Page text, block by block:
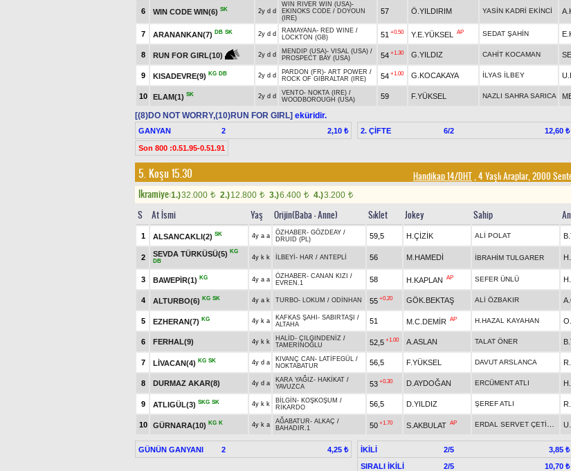
6 WIN CODE WIN(6) SK 2y d d
WIN RIVER WIN (USA)-
EKINOKS CODE / DOYOUN
(IRE)
57 Ö.YILDIRIM YASİN KADRİ EKİNCİ
7 ARANANKAN(7) DB SK 2y d d RAMAYANA- RED WINE /
LOCKTON (GB)
51 +0.50 Y.E.YÜKSEL AP SEDAT ŞAHİN
8 RUN FOR GIRL(10) 2y d d MENDIP (USA)- VISAL (USA) /
PROSPECT BAY (USA)
54 +1.30 G.YILDIZ CAHİT KOCAMAN
9 KISADEVRE(9) KG DB 2y d d PARDON (FR)- ART POWER /
ROCK OF GIBRALTAR (IRE)
54 +1.00 G.KOCAKAYA İLYAS İLBEY
10 ELAM(1) SK 2y d d VENTO- NOKTA (IRE) /
WOODBOROUGH (USA)
59 F.YÜKSEL NAZLI SAHRA SARICA
[(8)DO NOT WORRY,(10)RUN FOR GIRL] eküridir.
GANYAN 2 2,10 ₺ 2. ÇİFTE 6/2 12,60 ₺
Son 800 :0.51.95-0.51.91
5. Koşu 15.30 Handikap 14/DHT, 4 Yaşlı Araplar, 2000
Ikramiye:1.)32.000 t 2.)12.800 t 3.)6.400 t 4.)3.200 t
S At İsmi Yaş Orijin(Baba - Anne) Sıklet Jokey Sahip
1 ALSANCAKLI(2) SK 4y a a ÖZHABER- GÖZDEAY /
DRUID (PL)
59,5 H.ÇİZİK ALİ POLAT
2 SEVDA TÜRKÜSÜ(5) KG
DB
4y k k İLBEYİ - HAR / ANTEPLİ 56 M.HAMEDİ İBRAHİM TULGARER
3 BAWEPİR(1) KG 4y a a ÖZHABER- CANAN KIZI /
EVREN.1
58 H.KAPLAN AP SEFER ÜNLÜ
4 ALTURBO(6) KG SK 4y a k TURBO- LOKUM / ODİNHAN 55 +0.20 GÖK.BEKTAŞ ALİ ÖZBAKIR
5 EZHERAN(7) KG 4y k a KAFKAS ŞAHI - SABIRTAŞI /
ALTAHA
51 M.C.DEMİR AP H.HAZAL KAYAHAN
6 FERHAL(9) 4y k k HALİD- ÇILGINDENİZ /
TAMERİNOĞLU
52,5 +1.00 A.ASLAN TALAT ÖNER
7 LİVACAN(4) KG SK 4y d a KIVANÇ CAN - LATİFEGÜL /
NOKTABATUR
56,5 F.YÜKSEL DAVUT ARSLANCA
8 DURMAZ AKAR(8) 4y d a KARA YAĞIZ- HAKİKAT /
YAVUZCA
53 +0.30 D.AYDOĞAN ERCÜMENT ATLI
9 ATLIGÜL(3) SKG SK 4y k k BİLGİN - KOŞKOŞUM /
RİKARDO
56,5 D.YILDIZ ŞEREF ATLI
10 GÜRNARA(10) KG K 4y k a AĞABATUR- ALKAÇ /
BAHADIR.1
50 +1.70 S.AKBULAT AP
GÜNÜN GANYANI 2 4,25 ₺ İKİLİ 2/5
3,85 ₺
SIRALI İKİLİ
2/5 10,70 ₺